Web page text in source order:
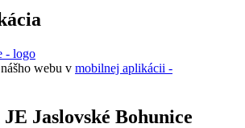
webu v mobilnej aplikácii -
Jaslovské Bohunice